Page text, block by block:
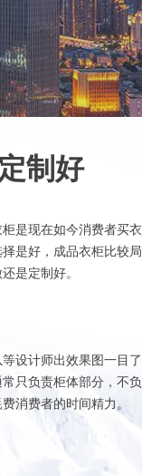
制好
是现在如今消费者买衣
是好，成品衣柜比较局
是定制好。
设计师出效果图一目了
只负责柜体部分，不负
消费者的时间精力。